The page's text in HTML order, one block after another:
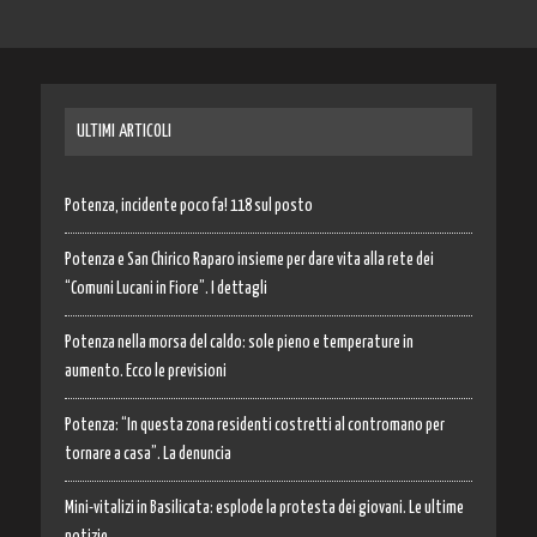
ULTIMI ARTICOLI
Potenza, incidente poco fa! 118 sul posto
Potenza e San Chirico Raparo insieme per dare vita alla rete dei
“Comuni Lucani in Fiore”. I dettagli
Potenza nella morsa del caldo: sole pieno e temperature in
aumento. Ecco le previsioni
Potenza: “In questa zona residenti costretti al contromano per
tornare a casa”. La denuncia
Mini-vitalizi in Basilicata: esplode la protesta dei giovani. Le ultime